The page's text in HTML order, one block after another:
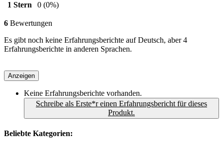
1 Stern
0 (0%)
6 Bewertungen
Es gibt noch keine Erfahrungsberichte auf Deutsch, aber 4
Erfahrungsberichte in anderen Sprachen.
Anzeigen
Keine Erfahrungsberichte vorhanden.
Schreibe als Erste*r einen Erfahrungsbericht für dieses
Produkt.
Beliebte Kategorien: